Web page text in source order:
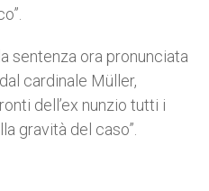
sentenza ora pronunciata
cardinale Müller,
dell’ex nunzio tutti i
gravità del caso”.